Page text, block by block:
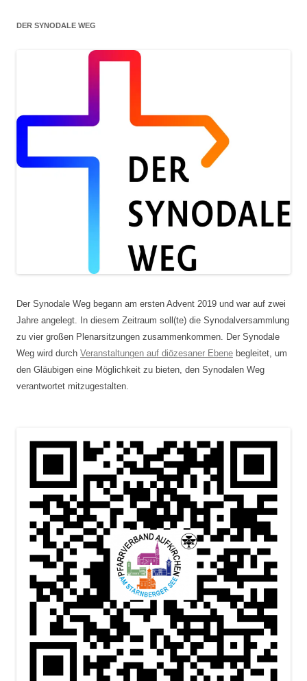
DER SYNODALE WEG
Der Synodale Weg begann am ersten Advent 2019 und war auf zwei
Jahre angelegt. In diesem Zeitraum soll(te) die Synodalversammlung
zu vier großen Plenarsitzungen zusammenkommen. Der Synodale
Weg wird durch Veranstaltungen auf diözesaner Ebene begleitet, um
den Gläubigen eine Möglichkeit zu bieten, den Synodalen Weg
verantwortet mitzugestalten.